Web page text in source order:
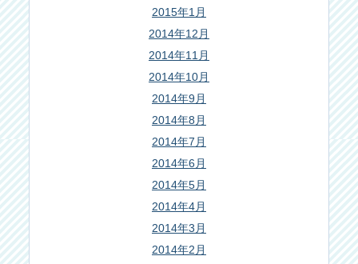
2015年1月
2014年12月
2014年11月
2014年10月
2014年9月
2014年8月
2014年7月
2014年6月
2014年5月
2014年4月
2014年3月
2014年2月